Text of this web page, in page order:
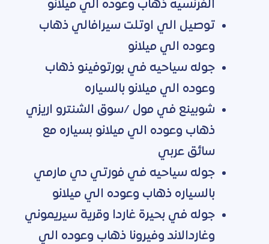
الفرنسيه ذهاب وعوده الي ميلانو
توصيل الي اوتلت سيرافالي ذهاب
وعوده الي ميلانو
جوله سياحيه في بورتوفينو ذهاب
وعوده الي ميلانو بالسياره
شوبينع في مول /سوق الشنترو اريزي
ذهاب وعوده الي ميلانو بسياره مع
سائق عربي
جوله سياحيه في فورتي دي مارمي
بالسياره ذهاب وعوده الي ميلانو
جوله في بحيرة غاردا وقرية سيريموني
وغاردالاند وفيرونا ذهاب وعوده الي